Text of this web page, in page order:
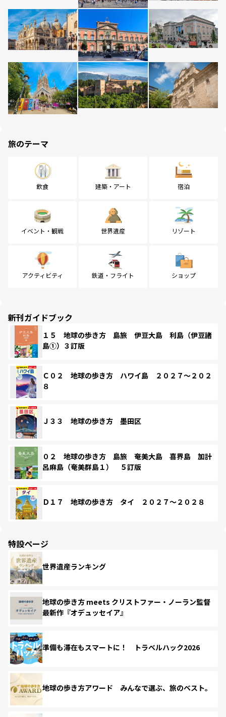
旅のテーマ
飲食 建築・アート 宿泊
イベント・観戦 世界遺産 リゾート
アクティビティ 鉄道・フライト ショップ
新刊ガイドブック
１５ 地球の歩き方 島旅 伊豆大島 利島（伊豆諸
島①）３訂版
Ｃ０２ 地球の歩き方 ハワイ島 ２０２７～２０２
８
Ｊ３３ 地球の歩き方 墨田区
０２ 地球の歩き方 島旅 奄美大島 喜界島 加計
呂麻島（奄美群島１） ５訂版
Ｄ１７ 地球の歩き方 タイ ２０２７～２０２８
特設ページ
世界遺産ランキング
地球の歩き方 meets クリストファー・ノーラン監督
最新作『オデュッセイア』
準備も滞在もスマートに！ トラベルハック2026
地球の歩き方アワード みんなで選ぶ、旅のベスト。